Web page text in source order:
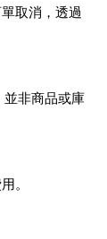
取消，透過
並非商品或庫
。